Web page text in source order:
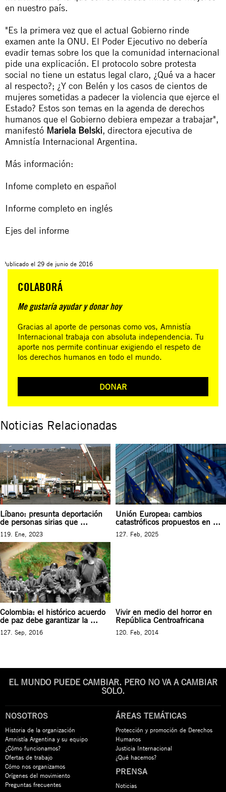
en nuestro país.
"Es la primera vez que el actual Gobierno rinde
examen ante la ONU. El Poder Ejecutivo no debería
evadir temas sobre los que la comunidad internacional
pide una explicación. El protocolo sobre protesta
social no tiene un estatus legal claro, ¿Qué va a hacer
al respecto?; ¿Y con Belén y los casos de cientos de
mujeres sometidas a padecer la violencia que ejerce el
Estado? Estos son temas en la agenda de derechos
humanos que el Gobierno debiera empezar a trabajar",
manifestó Mariela Belski, directora ejecutiva de
Amnistía Internacional Argentina.
Más información:
Infome completo en español
Informe completo en inglés
Ejes del informe
Publicado el 29 de junio de 2016
COLABORÁ
Me gustaría ayudar y donar hoy
Gracias al aporte de personas como vos, Amnistía
Internacional trabaja con absoluta independencia. Tu
aporte nos permite continuar exigiendo el respeto de
los derechos humanos en todo el mundo.
DONAR
Noticias Relacionadas
Líbano: presunta deportación
de personas sirias que ...
119. Ene, 2023
Unión Europea: cambios
catastróficos propuestos en ...
127. Feb, 2025
Colombia: el histórico acuerdo
de paz debe garantizar la ...
127. Sep, 2016
Vivir en medio del horror en
República Centroafricana
120. Feb, 2014
EL MUNDO PUEDE CAMBIAR. PERO NO VA A CAMBIAR
SOLO.
NOSOTROS
Historia de la organización
Amnistía Argentina y su equipo
¿Cómo funcionamos?
Ofertas de trabajo
Cómo nos organizamos
Orígenes del movimiento
Preguntas frecuentes
ÁREAS TEMÁTICAS
Protección y promoción de Derechos
Humanos
Justicia Internacional
¿Qué hacemos?
PRENSA
Noticias